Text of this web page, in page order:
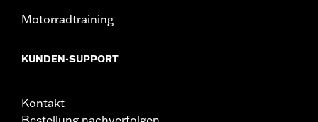
Motorradtraining
KUNDEN-SUPPORT
Kontakt